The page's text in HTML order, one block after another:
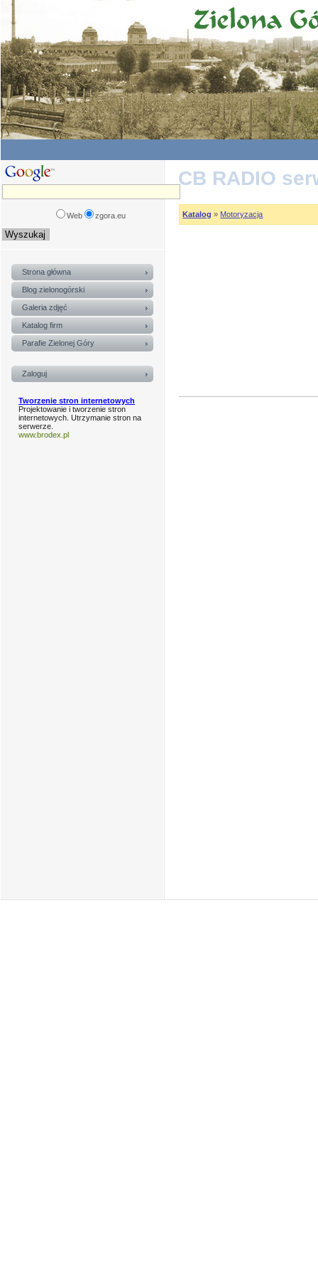
CB RADIO
Katalog » Motoryzacja
Web zgora.eu
Strona główna
Blog zielonogórski
Galeria zdjęć
Katalog firm
Parafie Zielonej Góry
Zaloguj
Tworzenie stron internetowych
Projektowanie i tworzenie stron
internetowych. Utrzymanie stron na
serwerze.
www.brodex.pl